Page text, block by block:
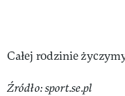
Całej rodzinie
Źródło: sport.se.pl